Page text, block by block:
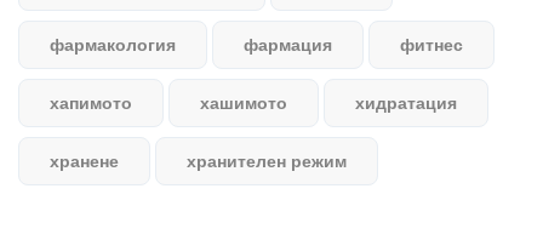
фармакология фармация фитнес
хапимото хашимото хидратация
хранене хранителен режим